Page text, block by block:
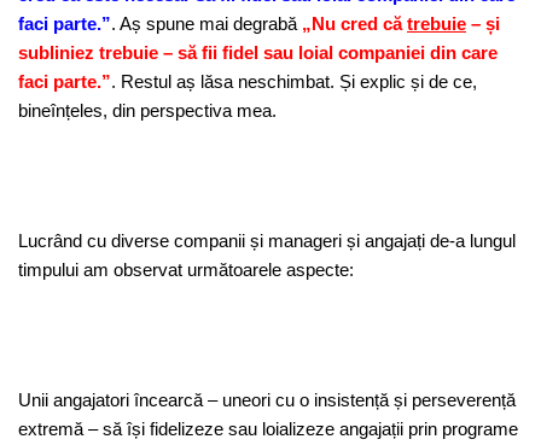
faci parte.”. Aș spune mai degrabă „Nu cred cătrebuie – și
subliniez trebuie – să fii fidel sau loial companiei din care
faci parte.”. Restul aș lăsa neschimbat. Și explic și de ce,
bineînțeles, din perspectiva mea.
Lucrând cu diverse companii și manageri și angajați de-a lungul
timpului am observat următoarele aspecte:
Unii angajatori încearcă – uneori cu o insistență și perseverență
extremă – să își fidelizeze sau loializeze angajații prin programe